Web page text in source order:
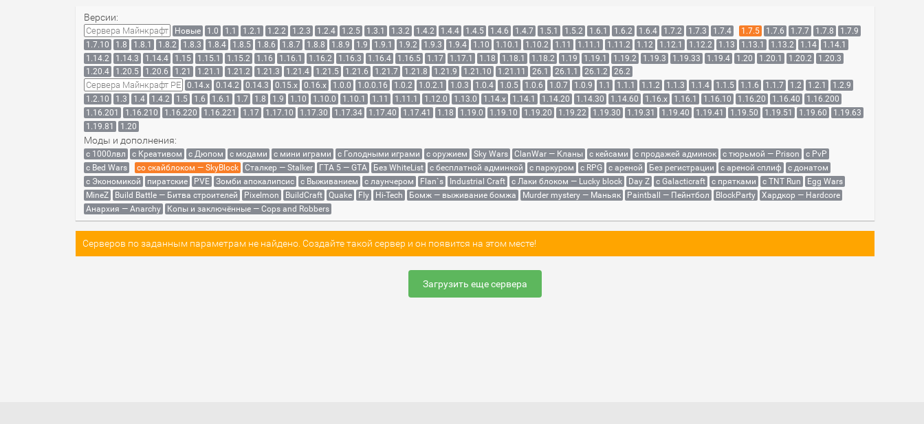
Версии:
Сервера Майнкрафт Новые 1.0 1.1 1.2.1 1.2.2 1.2.3 1.2.4 1.2.5 1.3.1 1.3.2 1.4.2 1.4.4 1.4.5 1.4.6 1.4.7 1.5.1 1.5.2 1.6.1 1.6.2 1.6.4 1.7.2 1.7.3 1.7.4 1.7.5 1.7.6 1.7.7 1.7.8
1.7.9
1.7.10
1.8 1.8.1 1.8.2 1.8.3 1.8.4 1.8.5 1.8.6 1.8.7 1.8.8 1.8.9 1.9 1.9.1 1.9.2 1.9.3 1.9.4 1.10 1.10.1 1.10.2 1.11 1.11.1 1.11.2 1.12 1.12.1 1.12.2 1.13 1.13.1 1.13.2 1.14
1.14.1
1.14.2
1.14.3 1.14.4 1.15 1.15.1 1.15.2 1.16 1.16.1 1.16.2 1.16.3 1.16.4 1.16.5 1.17 1.17.1 1.18 1.18.1 1.18.2 1.19 1.19.1 1.19.2 1.19.3 1.19.33 1.19.4 1.20 1.20.1 1.20.2
1.20.3
1.20.4
1.20.5 1.20.6 1.21 1.21.1 1.21.2 1.21.3 1.21.4 1.21.5 1.21.6 1.21.7 1.21.8 1.21.9 1.21.10 1.21.11 26.1 26.1.1 26.1.2 26.2
Сервера Майнкрафт PE 0.14.x 0.14.2 0.14.3 0.15.x 0.16.x 1.0.0 1.0.0.16 1.0.2 1.0.2.1 1.0.3 1.0.4 1.0.5 1.0.6 1.0.7 1.0.9 1.1 1.1.1 1.1.2 1.1.3 1.1.4 1.1.5 1.1.6 1.1.7 1.2 1.2.1
1.2.9
1.2.10
1.3 1.4 1.4.2 1.5 1.6 1.6.1 1.7 1.8 1.9 1.10 1.10.0 1.10.1 1.11 1.11.1 1.12.0 1.13.0 1.14.x 1.14.1 1.14.20 1.14.30 1.14.60 1.16.x 1.16.1 1.16.10 1.16.20 1.16.40
1.16.200
1.16.201
1.16.210 1.16.220 1.16.221 1.17 1.17.10 1.17.30 1.17.34 1.17.40 1.17.41 1.18 1.19.0 1.19.10 1.19.20 1.19.22 1.19.30 1.19.31 1.19.40 1.19.41 1.19.50 1.19.51 1.19.60
1.19.63
1.19.81
1.20
Моды и дополнения:
с 1000лвл c Креативом с Дюпом с модами с мини играми с Голодными играми с оружием Sky Wars ClanWar — Кланы с кейсами с продажей админок с тюрьмой — Prison
с PvP
с Bed Wars
со скайблоком — SkyBlock Сталкер — Stalker ГТА 5 — GTA Без WhiteList с бесплатной админкой с паркуром с RPG с ареной Без регистрации с ареной сплиф
с донатом
с Экономикой
пиратские PVE Зомби апокалипсис с Выживанием с лаунчером Flan`s Industrial Craft с Лаки блоком — Lucky block Day Z с Galacticraft с прятками с TNT Run
Egg Wars
MineZ
Build Battle — Битва строителей Pixelmon BuildCraft Quake Fly Hi-Tech Бомж — выживание бомжа Murder mystery — Маньяк Paintball — Пейнтбол BlockParty
Хардкор — Hardcore
Анархия — Anarchy
Копы и заключённые — Cops and Robbers
Серверов по заданным параметрам не найдено. Создайте такой сервер и он появится на этом месте!
Загрузить еще сервера